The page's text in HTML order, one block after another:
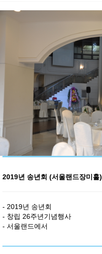
2019년 송년회 (서울랜드장미홀)
- 2019년 송년회
- 창립 26주년기념행사
- 서울랜드에서